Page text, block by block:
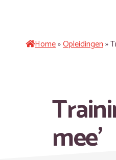
Home»Opleidingen»
mee’